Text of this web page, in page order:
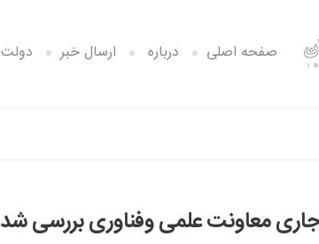
صفحه اصلی درباره ارسال خبر دولت